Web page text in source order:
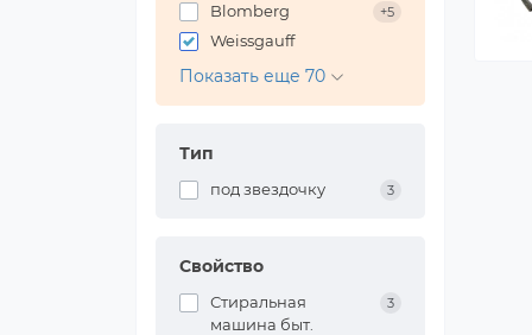
Blomberg +5
Weissgauff
Показать еще 70
Тип
под звездочку 3
Свойство
Стиральная
машина быт.
3